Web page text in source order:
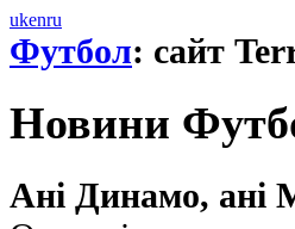
ukenru
Футбол: сайт
Новини
Ані Динамо, ані